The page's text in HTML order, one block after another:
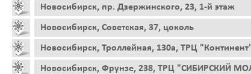
Новосибирск, пр. Дзержинского, 23, 1-й этаж
Новосибирск, Советская, 37, цоколь
Новосибирск, Троллейная, 130а, ТРЦ
Новосибирск, Фрунзе, 238, ТРЦ "СИБИРСКИЙ